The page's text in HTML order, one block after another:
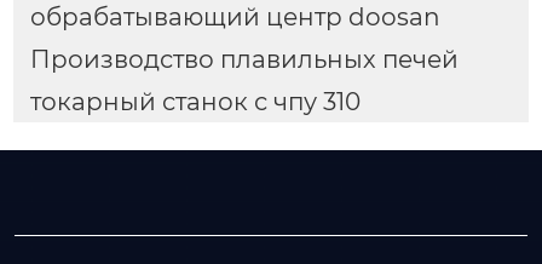
обрабатывающий центр doosan
Производство плавильных печей
токарный станок с чпу 310